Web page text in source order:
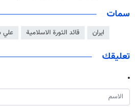
سمات
ايران قائد الثورة الاسلامية علي
تعليقك